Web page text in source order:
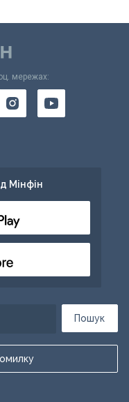
Пошук
мережах:
Мінфін